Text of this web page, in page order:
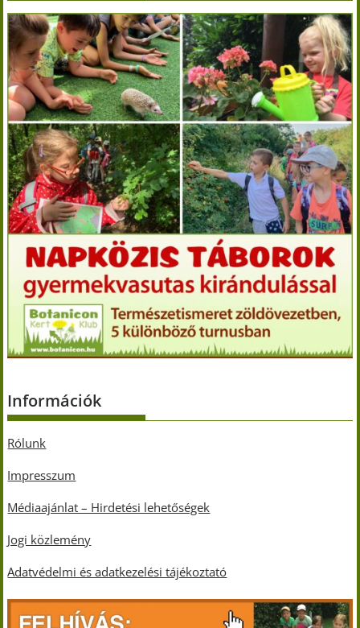
Információk
Rólunk
Impresszum
Médiaajánlat – Hirdetési lehetőségek
Jogi közlemény
Adatvédelmi és adatkezelési tájékoztató